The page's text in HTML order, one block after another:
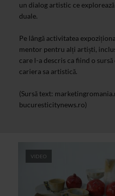
un dialog artistic ce
duale.
Pe lângă activitatea
mentor pentru alți artiști,
care l-a descris ca fiind o
cariera sa artistică.
(Sursă text:
bucuresticitynews.ro)
VIDEO